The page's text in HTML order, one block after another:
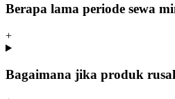
Berapa lama periode sewa
+
Bagaimana jika produk